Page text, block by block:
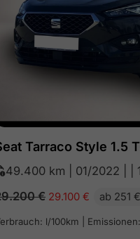
Tarraco Style 1.5
49.400 km | 01/2022 | |
€ 29.100€ ab 251
l/100km |